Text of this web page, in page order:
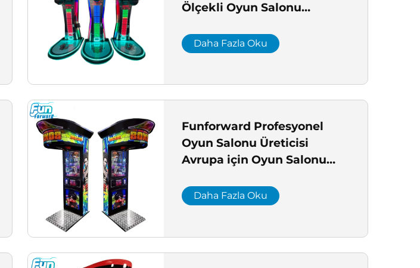
Ölçekli Oyun Salonu
Onaylı Pençe Makinesi
Daha Fazla Oku
Funforward Profesyonel
Oyun Salonu Üreticisi
Avrupa için Oyun Salonu
Oyun Salonu Kurulumu
Daha Fazla Oku